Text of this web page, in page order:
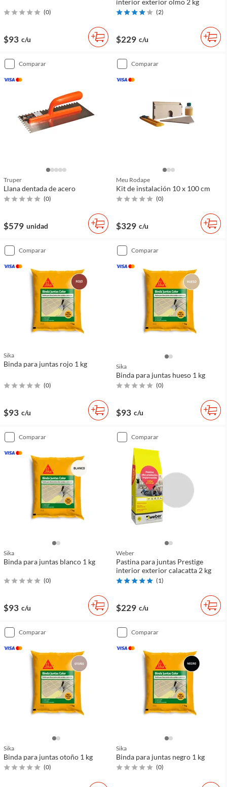
(0)
$93 c/u
interior exterior olmo 2 kg
(2)
$229 c/u
comparar
Truper
Llana dentada de acero
(0)
$579 unidad
comparar
Meu Rodape
Kit de instalación 10 x 100 cm
(0)
$329 c/u
comparar
Sika
Binda para juntas rojo 1 kg
(0)
$93 c/u
comparar
Sika
Binda para juntas hueso 1 kg
(0)
$93 c/u
comparar
Sika
Binda para juntas blanco 1 kg
(0)
$93 c/u
comparar
Weber
Pastina para juntas Prestige
interior exterior calacatta 2 kg
(1)
$229 c/u
comparar
Sika
Binda para juntas otoño 1 kg
(0)
comparar
Sika
Binda para juntas negro 1 kg
(0)